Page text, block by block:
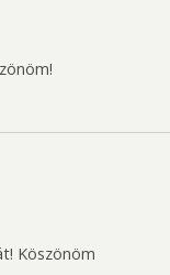
Köszönöm